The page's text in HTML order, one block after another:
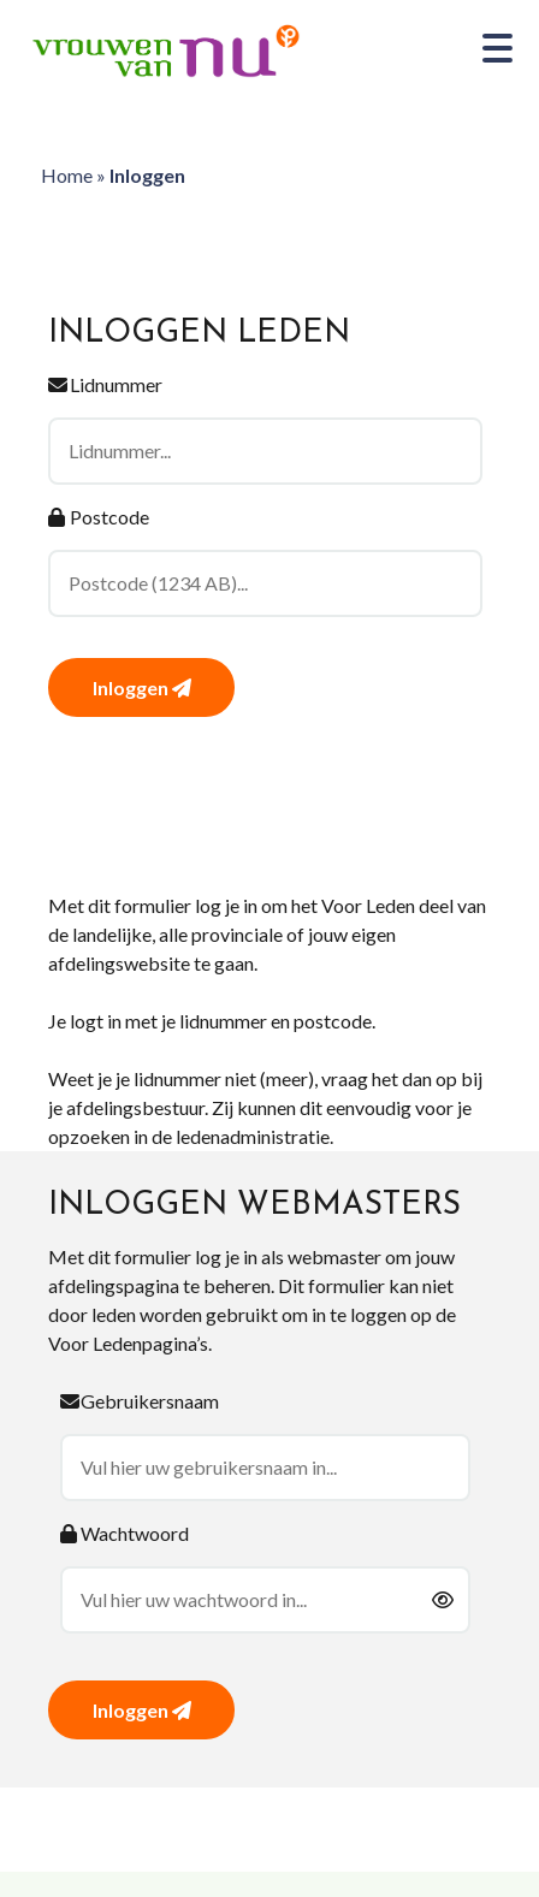
Home» Inloggen
INLOGGEN LEDEN
Lidnummer
Postcode
Inloggen
Met dit formulier log je in om het Voor Leden deel van
de landelijke, alle provinciale of jouw eigen
afdelingswebsite te gaan.
Je logt in met je lidnummer en postcode.
Weet je je lidnummer niet (meer), vraag het dan op bij
je afdelingsbestuur. Zij kunnen dit eenvoudig voor je
opzoeken in de ledenadministratie.
INLOGGEN WEBMASTERS
Met dit formulier log je in als webmaster om jouw
afdelingspagina te beheren. Dit formulier kan niet
door leden worden gebruikt om in te loggen op de
Voor Ledenpagina’s.
Gebruikersnaam
Wachtwoord
Inloggen